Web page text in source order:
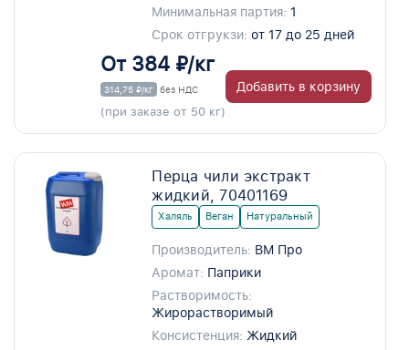
Минимальная партия: 1
Срок отгрукзи: от 17 до 25 дней
От 384 ₽/кг
314,75 ₽/кг без НДС
(при заказе от 50 кг)
Добавить в корзину
Перца чили экстракт
жидкий, 70401169
Халяль Веган Натуральный
Производитель: ВМ Про
Аромат: Паприки
Растворимость:
Жирорастворимый
Консистенция: Жидкий